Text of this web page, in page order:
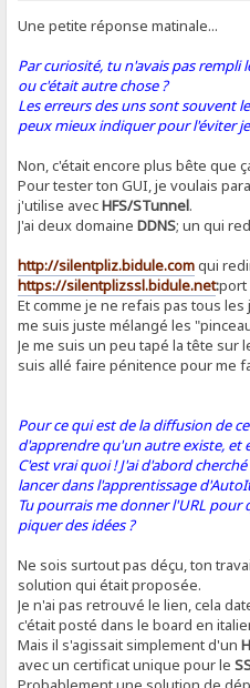
Une petite réponse matinale...
Par curiosité, tu n'avais pas
ou c'était autre chose ?
Les erreurs des uns sont souvent
peux mieux indiquer pour l'éviter
Non, c'était encore plus bête que
Pour tester ton GUI, je voulais
j'utilise avecHFS/STunnel.
J'ai deux domaineDDNS; un qui
http://silentpliz.bidule.comqui
https://silentplizssl.bidule.net:port
Et comme je ne refais pas tous
me suis juste mélangé les
Je me suis un peu tapé la tête sur
suis allé faire pénitence pour me
Pour ce qui est de la diffusion de
d'apprendre qu'un autre existe, et
C'est vrai quoi ! J'ai d'abord
lancer dans l'apprentissage
Tu pourrais me donner l'URL pour
piquer des idées ?
Ne sois surtout pas déçu, ton
solution qui était proposée.
Je n'ai pas retrouvé le lien, cela
c'était posté dans le board en
Mais il s'agissait simplement d'un
avec un certificat unique pour le